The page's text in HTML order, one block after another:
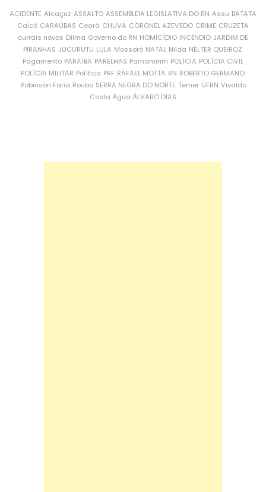
ACIDENTE Alcaçuz ASSALTO ASSEMBLEIA LEGISLATIVA DO RN Assu BATATA
Caicó CARAÚBAS Ceará CHUVA CORONEL AZEVEDO CRIME CRUZETA
currais novos Dilma Governo do RN HOMICÍDIO INCÊNDIO JARDIM DE
PIRANHAS JUCURUTU LULA Mossoró NATAL Nilda NÉLTER QUEIROZ
Pagamento PARAÍBA PARELHAS Parnamirim POLÍCIA POLÍCIA CIVIL
POLÍCIA MILITAR Política PRF RAFAEL MOTTA RN ROBERTO GERMANO
Robinson Faria Roubo SERRA NEGRA DO NORTE Temer UFRN Vivaldo
Costa Água ÁLVARO DIAS